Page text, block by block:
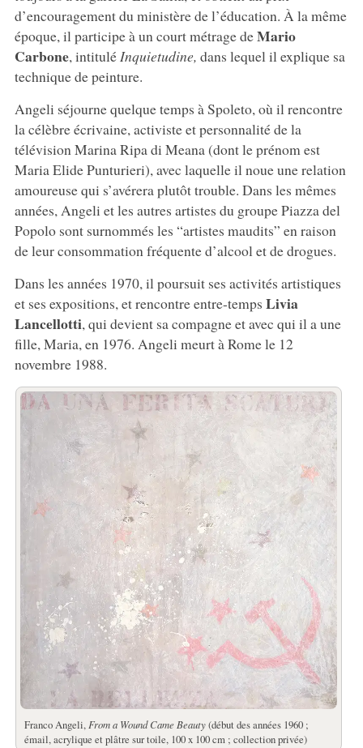
d’encouragement du ministère de l’éducation. À la même
époque, il participe à un court métrage deMario
Carbone, intitulé Inquietudine, dans lequel il explique sa
technique de peinture.
Angeli séjourne quelque temps à Spoleto, où il rencontre
la célèbre écrivaine, activiste et personnalité de la
télévision Marina Ripa di Meana (dont le prénom est
Maria Elide Punturieri), avec laquelle il noue une relation
amoureuse qui s’avérera plutôt trouble. Dans les mêmes
années, Angeli et les autres artistes du groupe Piazza del
Popolo sont surnommés les “artistes maudits” en raison
de leur consommation fréquente d’alcool et de drogues.
Dans les années 1970, il poursuit ses activités artistiques
et ses expositions, et rencontre entre-temps Livia
Lancellotti, qui devient sa compagne et avec qui il a une
fille, Maria, en 1976. Angeli meurt à Rome le 12
novembre 1988.
Franco Angeli, From a Wound Came Beauty(début des années 1960 ;
émail, acrylique et plâtre sur toile, 100 x 100 cm ; collection privée)